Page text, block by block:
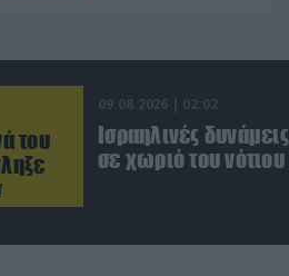
του
09.08.2026 | 02:02
Ισραηλινές
σε χωριό του